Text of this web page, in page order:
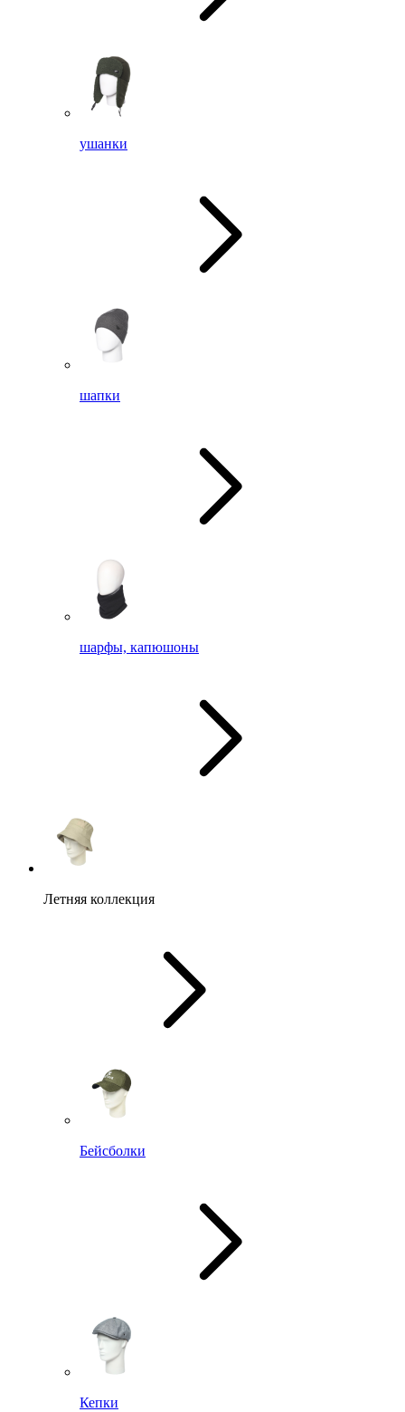
ушанки
шапки
шарфы, капюшоны
Летняя коллекция
Бейсболки
Кепки